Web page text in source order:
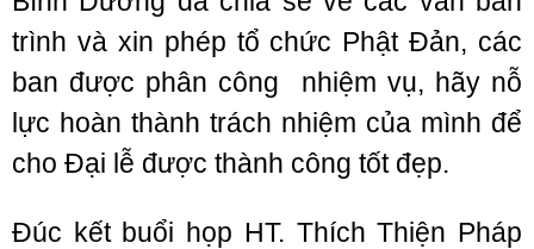
trình và xin phép tổ chức Phật Đản, các
ban được phân công nhiệm vụ, hãy nỗ
lực hoàn thành trách nhiệm của mình để
cho Đại lễ được thành công tốt đẹp.
Đúc kết buổi họp HT. Thích Thiện Pháp